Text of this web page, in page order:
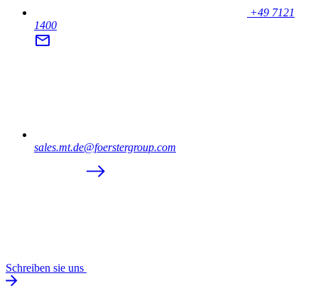
+49 7121
1400
sales.mt.de@foerstergroup.com
Schreiben sie uns